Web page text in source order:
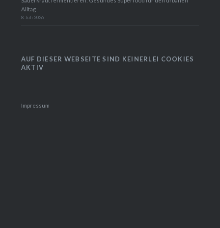
Alltag
8. Juli 2026
AUF DIESER WEBSEITE SIND KEINERLEI COOKIES
AKTIV
Impressum